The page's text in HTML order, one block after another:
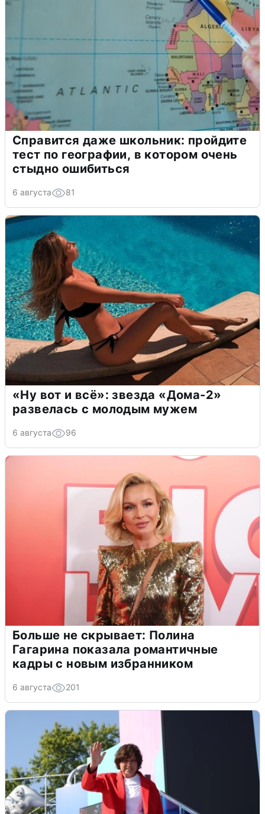
Справится даже школьник: пройдите
тест по географии, в котором очень
стыдно ошибиться
6 августа 81
«Ну вот и всё»: звезда «Дома-2»
развелась с молодым мужем
6 августа 96
Больше не скрывает: Полина
Гагарина показала романтичные
кадры с новым избранником
6 августа 201